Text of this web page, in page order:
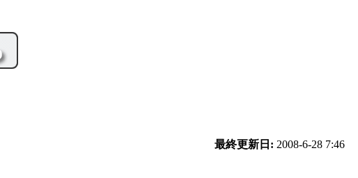
最終更新日: 2008-6-28 7:46